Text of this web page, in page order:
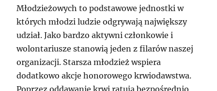
Młodzieżowych to podstawowe jednostki w
których młodzi ludzie odgrywają największy
udział. Jako bardzo aktywni członkowie i
wolontariusze stanowią jeden z filarów naszej
organizacji. Starsza młodzież wspiera
dodatkowo akcje honorowego krwiodawstwa.
Poprzez oddawanie krwi ratują bezpośrednio